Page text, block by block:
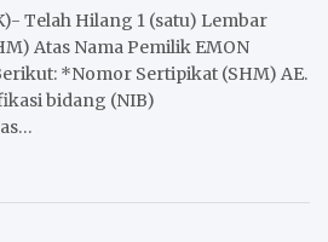
Telah Hilang 1 (satu) Lembar
Atas Nama Pemilik EMON
*Nomor Sertipikat (SHM) AE.
bidang (NIB)